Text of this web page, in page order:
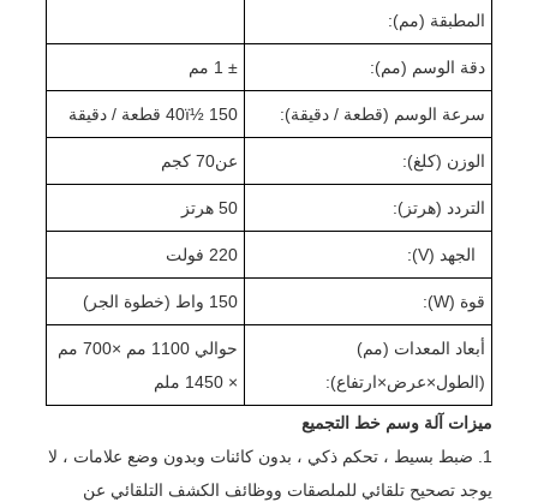
المطبقة (مم):
دقة الوسم (مم): ± 1 مم
سرعة الوسم (قطعة / دقيقة): 40ï½ 150 قطعة / دقيقة
الوزن (كلغ): عن 70 كجم
التردد (هرتز): 50 هرتز
الجهد (V): 220 فولت
قوة (W): 150 واط (خطوة الجر)
أبعاد المعدات (مم)
(الطول×عرض×ارتفاع):
حوالي 1 100 مم × 700 مم
× 1
450 ملم
ميزات آلة وسم خط التجميع
1. ضبط بسيط ، تحكم ذكي ، بدون كائنات وبدون وضع علامات ، لا
يوجد تصحيح تلقائي للملصقات ووظائف الكشف التلقائي عن